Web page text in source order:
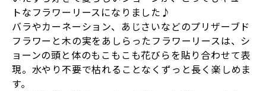
トなフラワーリースになりました♪
バラやカーネーション、あじさいなどのプリザーブド
フラワーと木の実をあしらったフラワーリースは、シ
ョーンの頭と体のもこもこも花びらを貼り合わせて表
現。水やり不要で枯れることなくずっと長く楽しめま
す。